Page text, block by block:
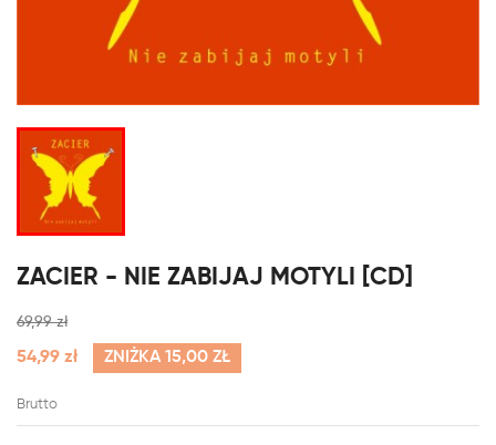
ZACIER - NIE ZABIJAJ MOTYLI [CD]
69,99 zł
54,99 zł ZNIŻKA 15,00 ZŁ
Brutto